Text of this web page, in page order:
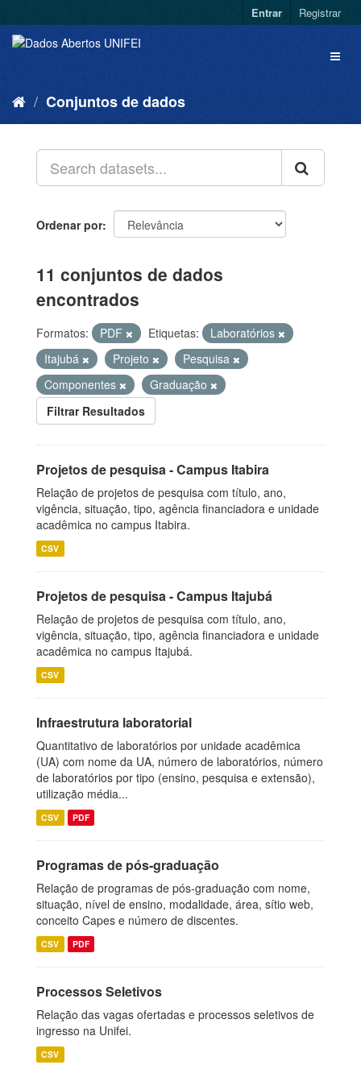
Entrar Registrar
Conjuntos de dados
Ordenar por
11 conjuntos de dados
encontrados
Formatos: PDF Etiquetas:
Laboratórios
Itajubá
Projeto
Pesquisa
Componentes
Graduação
Filtrar Resultados
Projetos de pesquisa - Campus Itabira
Relação de projetos de pesquisa com título, ano,
vigência, situação, tipo, agência financiadora e unidade
acadêmica no campus Itabira.
CSV
Projetos de pesquisa - Campus Itajubá
Relação de projetos de pesquisa com título, ano,
vigência, situação, tipo, agência financiadora e unidade
acadêmica no campus Itajubá.
CSV
Infraestrutura laboratorial
Quantitativo de laboratórios por unidade acadêmica
(UA) com nome da UA, número de laboratórios, número
de laboratórios por tipo (ensino, pesquisa e extensão),
utilização média...
CSV PDF
Programas de pós-graduação
Relação de programas de pós-graduação com nome,
situação, nível de ensino, modalidade, área, sítio web,
conceito Capes e número de discentes.
CSV PDF
Processos Seletivos
Relação das vagas ofertadas e processos seletivos de
ingresso na Unifei.
CSV